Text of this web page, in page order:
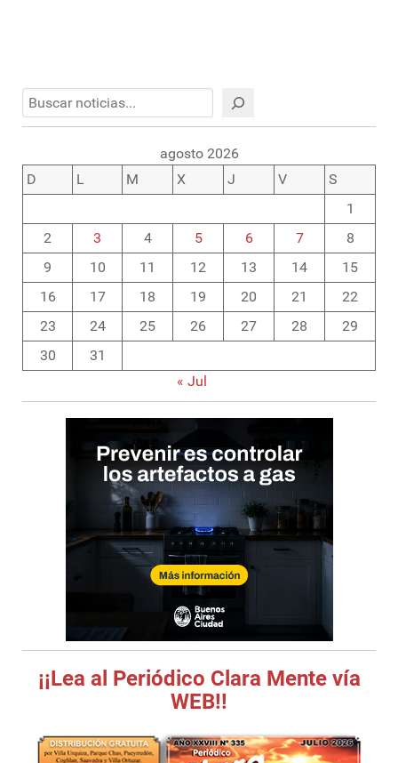
Buscar
agosto 2026
D
L M X J V
S
1
2
3 4 5 6 7
8
9
10 11 12 13 14
15
16
17 18 19 20 21
22
23
24 25 26 27 28
29
30
31
« Jul
¡¡Lea al Periódico Clara Mente vía
WEB!!